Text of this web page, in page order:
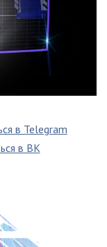
в Telegram
в ВК